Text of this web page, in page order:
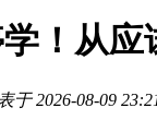
！从
于2026-08-09